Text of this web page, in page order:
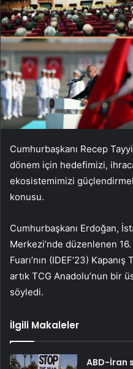
Cumhurbaşkanı Recep
dönem için hedefimizi,
ekosistemimizi
konusu.
Cumhurbaşkanı Erdoğan,
Merkezi’nde düzenlenen
Fuarı’nın (IDEF’23)
artık TCG Anadolu’nun bir
söyledi.
İlgili Makaleler
ABD-İran